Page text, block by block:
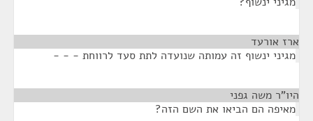
ארז אורעד
מגיני ינשוף זה עמותה שנועדה לתת סעד לרווחת - - -
היו"ר משה גפני
מאיפה הם הביאו את השם הזה?